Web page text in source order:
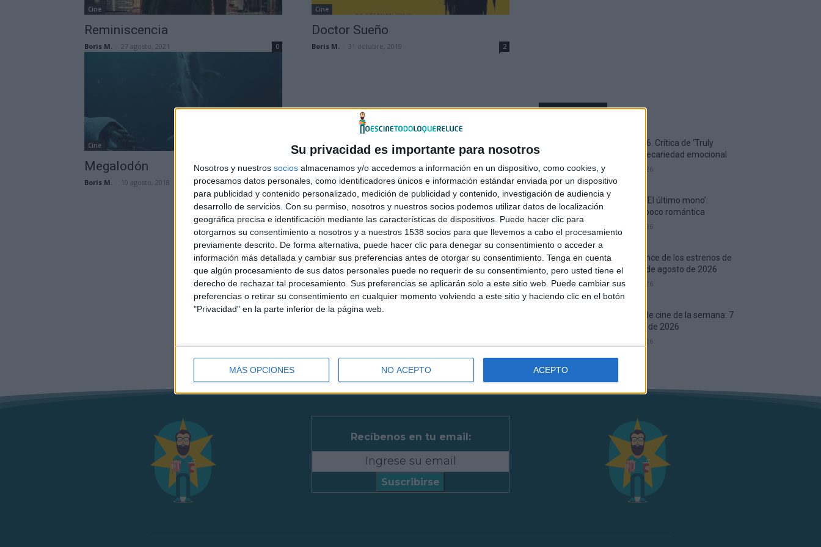
Su privacidad es importante para nosotros
Nosotros y nuestros socios almacenamos y/o accedemos a información en un dispositivo, como cookies, y
procesamos datos personales, como identificadores únicos e información estándar enviada por un dispositivo
para publicidad y contenido personalizado, medición de publicidad y contenido, investigación de audiencia y
desarrollo de servicios. Con su permiso, nosotros y nuestros socios podemos utilizar datos de localización
geográfica precisa e identificación mediante las características de dispositivos. Puede hacer clic para
otorgarnos su consentimiento a nosotros y a nuestros 1538 socios para que llevemos a cabo el procesamiento
previamente descrito. De forma alternativa, puede hacer clic para denegar su consentimiento o acceder a
información más detallada y cambiar sus preferencias antes de otorgar su consentimiento. Tenga en cuenta
que algún procesamiento de sus datos personales puede no requerir de su consentimiento, pero usted tiene el
derecho de rechazar tal procesamiento. Sus preferencias se aplicarán solo a este sitio web. Puede cambiar sus
preferencias o retirar su consentimiento en cualquier momento volviendo a este sitio y haciendo clic en el botón
"Privacidad" en la parte inferior de la página web.
MÁS OPCIONES NO ACEPTO ACEPTO
Cine
Reminiscencia
Boris M. 27 agosto, 2021 0
Cine
Doctor Sueño
Boris M. 31 octubre, 2019 2
Cine
Megalodón
Boris M. 10 agosto, 2018 0
MOST READ
AMFF 2026. Crítica de ‘Truly
Naked’: Precariedad emocional
7 agosto, 2026
Crítica de ‘El último mono’:
Comedia poco romántica
7 agosto, 2026
Vídeo avance de los estrenos de
cine del 7 de agosto de 2026
7 agosto, 2026
Estrenos de cine de la semana: 7
de agosto de 2026
7 agosto, 2026
Recíbenos en tu email:
Suscribirse